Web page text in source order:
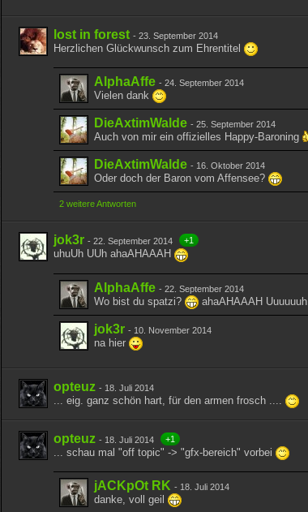
lost in forest - 23. September 2014
Herzlichen Glückwunsch zum Ehrentitel
AlphaAffe - 24. September 2014
Vielen dank
DieAxtimWalde - 25. September 2014
Auch von mir ein offizielles Happy-Baroning
DieAxtimWalde - 16. Oktober 2014
Oder doch der Baron vom Affensee?
2 weitere Antworten
jok3r - 22. September 2014 +1
uhuUh UUh ahaAHAAAH
AlphaAffe - 22. September 2014
Wo bist du spatzi? ahaAHAAAH Uuuuuuh
jok3r - 10. November 2014
na hier
opteuz - 18. Juli 2014
... eig. ganz schön hart, für den armen frosch ....
opteuz - 18. Juli 2014 +1
... schau mal "off topic" -> "gfx-bereich" vorbei
jACKpOt RK - 18. Juli 2014
danke, voll geil